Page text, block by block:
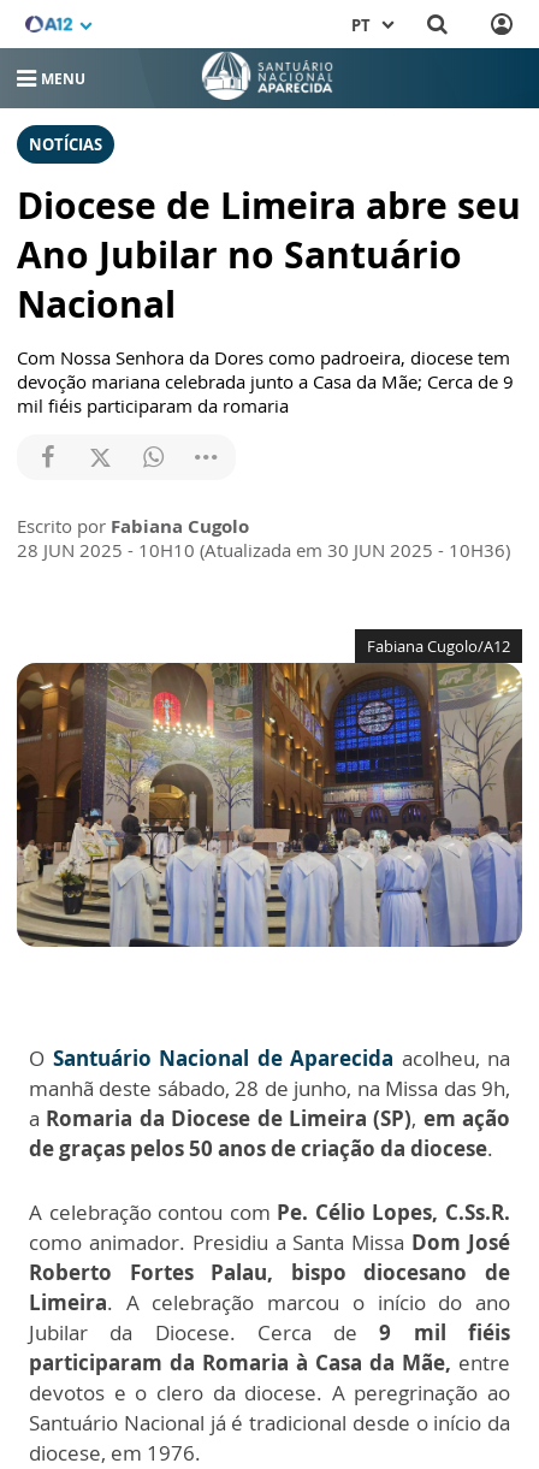
PT
MENU
NOTÍCIAS
Diocese de Limeira abre seu
Ano Jubilar no Santuário
Nacional
Com Nossa Senhora da Dores como padroeira, diocese tem
devoção mariana celebrada junto a Casa da Mãe; Cerca de 9
mil fiéis participaram da romaria
Escrito por Fabiana Cugolo
28 JUN 2025 - 10H10 (Atualizada em 30 JUN 2025 - 10H36)
Fabiana Cugolo/A12
O Santuário Nacional de Aparecida acolheu, na
manhã deste sábado, 28 de junho, na Missa das 9h,
a Romaria da Diocese de Limeira (SP), em ação
de graças pelos 50 anos de criação da diocese.
A celebração contou com Pe. Célio Lopes, C.Ss.R.
como animador. Presidiu a Santa Missa Dom José
Roberto Fortes Palau, bispo diocesano de
Limeira. A celebração marcou o início do ano
Jubilar da Diocese. Cerca de9 mil fiéis
participaram da Romaria à Casa da Mãe, entre
devotos e o clero da diocese. A peregrinação ao
Santuário Nacional já é tradicional desde o início da
diocese, em 1976.